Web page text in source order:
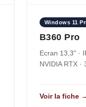
Windows 11
B360 Pro
Ecran 13,3" ·
NVIDIA RTX ·
Voir la fiche →